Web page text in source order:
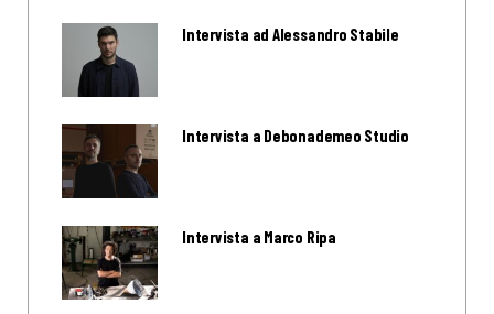
Intervista ad Alessandro Stabile
Intervista a Debonademeo Studio
Intervista a Marco Ripa